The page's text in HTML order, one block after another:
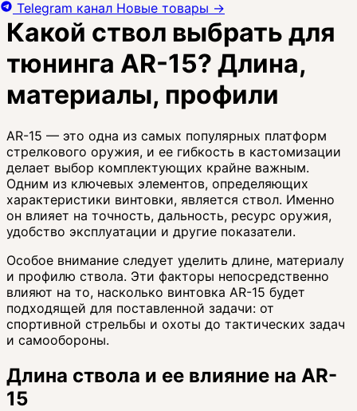
Какой ствол выбрать для
тюнинга AR-15? Длина,
материалы, профили
AR-15 — это одна из самых популярных платформ
стрелкового оружия, и ее гибкость в кастомизации
делает выбор комплектующих крайне важным.
Одним из ключевых элементов, определяющих
характеристики винтовки, является ствол. Именно
он влияет на точность, дальность, ресурс оружия,
удобство эксплуатации и другие показатели.
Особое внимание следует уделить длине, материалу
и профилю ствола. Эти факторы непосредственно
влияют на то, насколько винтовка AR-15 будет
подходящей для поставленной задачи: от
спортивной стрельбы и охоты до тактических задач
и самообороны.
Длина ствола и ее влияние на AR-
15
Telegram канал Новые товары →